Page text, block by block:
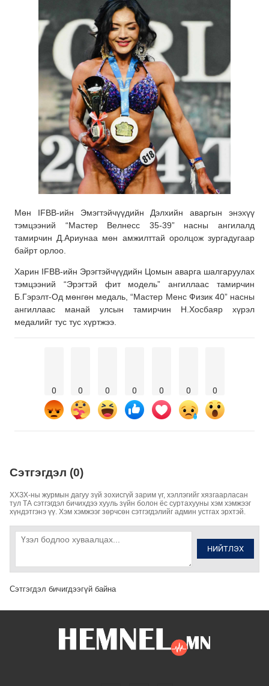
Мөн IFBB-ийн Эмэгтэйчүүдийн Дэлхийн аваргын энэхүү
тэмцээний “Мастер Велнесс 35-39” насны ангилалд
тамирчин Д.Ариунаа мөн амжилттай оролцож зургадугаар
байрт орлоо.
Харин IFBB-ийн Эрэгтэйчүүдийн Цомын аварга шалгаруулах
тэмцээний “Эрэгтэй фит модель” ангиллаас тамирчин
Б.Гэрэлт-Од мөнгөн медаль, “Мастер Менс Физик 40” насны
ангиллаас манай улсын тамирчин Н.Хосбаяр хүрэл
медалийг тус тус хүртжээ.
0 0 0 0 0 0 0
Сэтгэгдэл (0)
ХХЗХ-ны журмын дагуу зүй зохисгүй зарим үг, хэллэгийг хязгаарласан
тул ТА сэтгэгдэл бичихдээ хууль зүйн болон ёс суртахууны хэм хэмжээг
хүндэтгэнэ үү. Хэм хэмжээг зөрчсөн сэтгэгдэлийг админ устгах эрхтэй.
НИЙТЛЭХ
Сэтгэгдэл бичигдээгүй байна